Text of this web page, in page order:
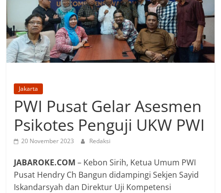
Jakarta
PWI Pusat Gelar Asesmen
Psikotes Penguji UKW PWI
20 November 2023 Redaksi
JABAROKE.COM – Kebon Sirih, Ketua Umum PWI
Pusat Hendry Ch Bangun didampingi Sekjen Sayid
Iskandarsyah dan Direktur Uji Kompetensi